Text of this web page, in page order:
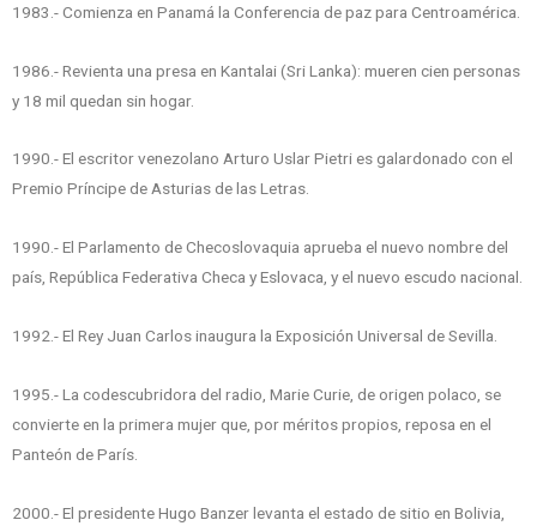
1983.- Comienza en Panamá la Conferencia de paz para Centroamérica.
1986.- Revienta una presa en Kantalai (Sri Lanka): mueren cien personas
y 18 mil quedan sin hogar.
1990.- El escritor venezolano Arturo Uslar Pietri es galardonado con el
Premio Príncipe de Asturias de las Letras.
1990.- El Parlamento de Checoslovaquia aprueba el nuevo nombre del
país, República Federativa Checa y Eslovaca, y el nuevo escudo nacional.
1992.- El Rey Juan Carlos inaugura la Exposición Universal de Sevilla.
1995.- La codescubridora del radio, Marie Curie, de origen polaco, se
convierte en la primera mujer que, por méritos propios, reposa en el
Panteón de París.
2000.- El presidente Hugo Banzer levanta el estado de sitio en Bolivia,